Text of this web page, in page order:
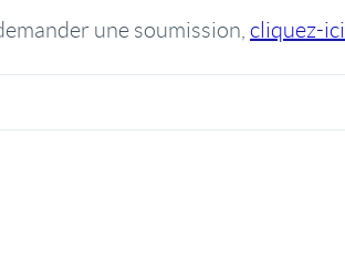
une soumission, cliquez-ici